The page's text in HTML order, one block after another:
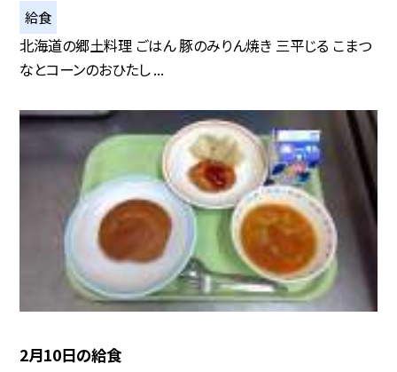
給食
北海道の郷土料理 ごはん 豚のみりん焼き 三平じる こまつ
なとコーンのおひたし ...
2月10日の給食